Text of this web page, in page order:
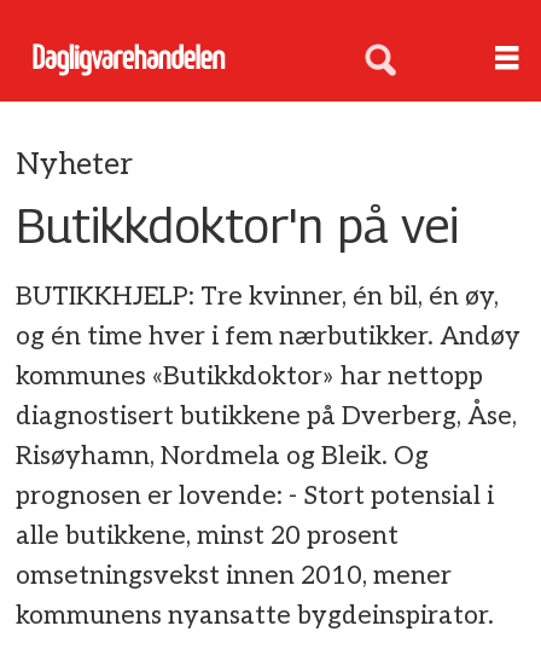
Nyheter
Butikkdoktor'n på vei
BUTIKKHJELP: Tre kvinner, én bil, én øy,
og én time hver i fem nærbutikker. Andøy
kommunes «Butikkdoktor» har nettopp
diagnostisert butikkene på Dverberg, Åse,
Risøyhamn, Nordmela og Bleik. Og
prognosen er lovende: - Stort potensial i
alle butikkene, minst 20 prosent
omsetningsvekst innen 2010, mener
kommunens nyansatte bygdeinspirator.